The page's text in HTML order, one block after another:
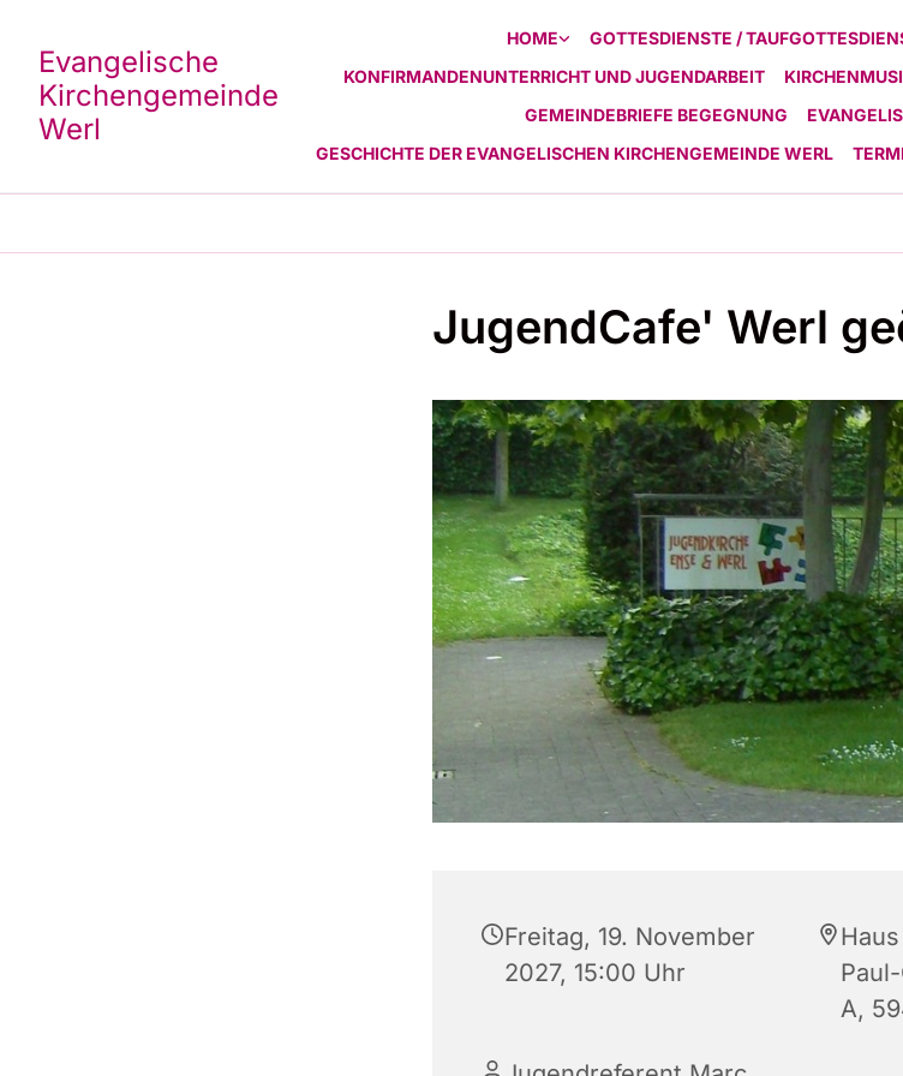
Evangelische
Kirchengemeinde
Werl
HOME GOTTESDIENSTE /
KONFIRMANDENUNTERRICHT UND JUGENDARBEIT
GEMEINDEBRIEFE BEGEGNUNG
GESCHICHTE DER EVANGELISCHEN KIRCHENGEMEINDE WERL
JugendCafe' Werl
Freitag, 19. November
2027, 15:00 Uhr
A,